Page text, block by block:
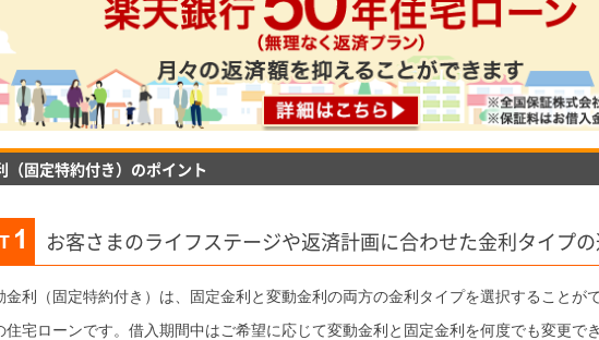
（固定特約付き）のポイント
お客さまのライフステージや返済計画に合わせた金利タイプ
金利（固定特約付き）は、固定金利と変動金利の両方の金利タイプを選択することが
住宅ローンです。借入期間中はご希望に応じて変動金利と固定金利を何度でも変更で